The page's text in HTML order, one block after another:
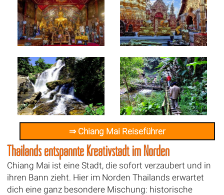
⇒ Chiang Mai Reiseführer
Thailands entspannte Kreativstadt im Norden
Chiang Mai ist eine Stadt, die sofort verzaubert und in
ihren Bann zieht. Hier im Norden Thailands erwartet
dich eine ganz besondere Mischung: historische